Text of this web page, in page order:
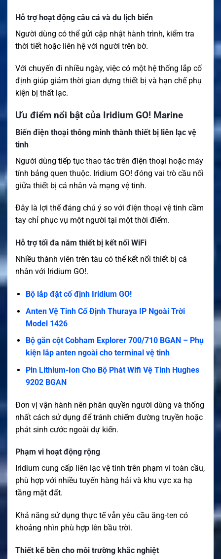
Hỗ trợ hoạt động câu cá và du lịch biển
Người dùng có thể gửi cập nhật hành trình, kiểm tra
thời tiết hoặc liên hệ với người trên bờ.
Với chuyến đi nhiều ngày, việc có một hệ thống lắp cố
định giúp giảm thời gian dựng thiết bị và hạn chế phụ
kiện bị thất lạc.
Ưu điểm nổi bật của Iridium GO! Marine
Biến điện thoại thông minh thành thiết bị liên lạc vệ
tinh
Người dùng tiếp tục thao tác trên điện thoại hoặc máy
tính bảng quen thuộc. Iridium GO! đóng vai trò cầu nối
giữa thiết bị cá nhân và mạng vệ tinh.
Đây là lợi thế đáng chú ý so với điện thoại vệ tinh cầm
tay chỉ phục vụ một người tại một thời điểm.
Hỗ trợ tối đa năm thiết bị kết nối WiFi
Nhiều thành viên trên tàu có thể kết nối thiết bị cá
nhân với Iridium GO!.
Bộ lắp đặt cố định Iridium GO!
Anten Vệ Tinh Cố Định Thuraya IP Ngoài Trời
Model 1426
Bộ gắn cột Cobham Explorer 700/710 BGAN – Phụ
kiện lắp anten ngoài cho terminal vệ tinh
Pin Lithium-Ion Cho Bộ Phát Wifi Vệ Tinh Hughes
9202 BGAN
Đơn vị vận hành nên phân quyền người dùng và thống
nhất cách sử dụng để tránh chiếm đường truyền hoặc
phát sinh cước ngoài dự kiến.
Phạm vi hoạt động rộng
Iridium cung cấp liên lạc vệ tinh trên phạm vi toàn cầu,
phù hợp với nhiều tuyến hàng hải và khu vực xa hạ
tầng mặt đất.
Khả năng sử dụng thực tế vẫn yêu cầu ăng-ten có
khoảng nhìn phù hợp lên bầu trời.
Thiết kế bền cho môi trường khắc nghiệt